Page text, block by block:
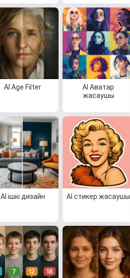
AI Age Filter
AI Аватар
жасаушы
AI ішкі дизайн AI стикер жасаушы